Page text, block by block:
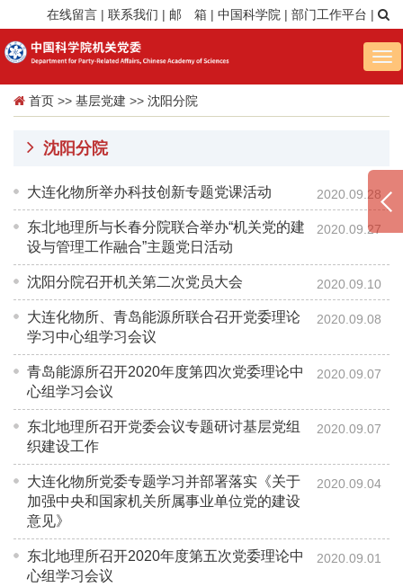
在线留言 | 联系我们 | 邮 箱 | 中国科学院 | 部门工作平台 |
首页 >> 基层党建 >> 沈阳分院
沈阳分院
大连化物所举办科技创新专题党课活动 2020.09.28
东北地理所与长春分院联合举办“机关党的建
设与管理工作融合”主题党日活动
2020.09.27
沈阳分院召开机关第二次党员大会 2020.09.10
大连化物所、青岛能源所联合召开党委理论
学习中心组学习会议
2020.09.08
青岛能源所召开2020年度第四次党委理论中
心组学习会议
2020.09.07
东北地理所召开党委会议专题研讨基层党组
织建设工作
2020.09.07
大连化物所党委专题学习并部署落实《关于
加强中央和国家机关所属事业单位党的建设
意见》
2020.09.04
东北地理所召开2020年度第五次党委理论中
心组学习会议
2020.09.01